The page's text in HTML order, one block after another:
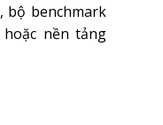
bộ benchmark
nền tảng